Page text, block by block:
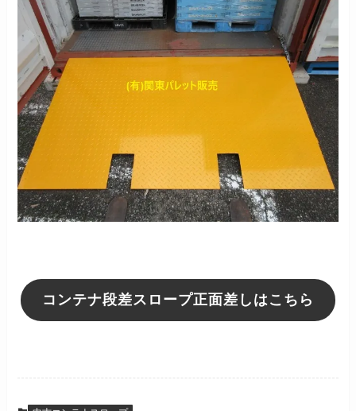
コンテナ段差スロープ正面差しはこちら